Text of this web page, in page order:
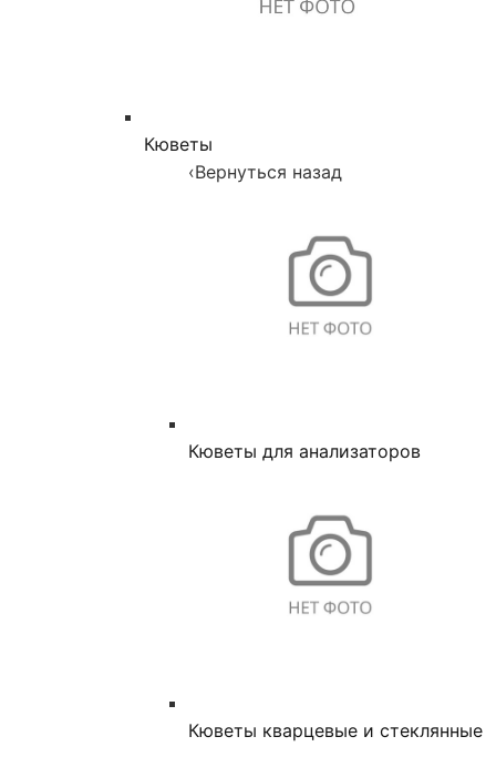
Кюветы
‹Вернуться назад
Кюветы для анализаторов
Кюветы кварцевые и стеклянные